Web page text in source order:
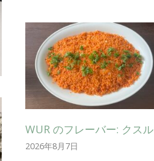
WUR のフレーバー: クスル
2026年8月7日